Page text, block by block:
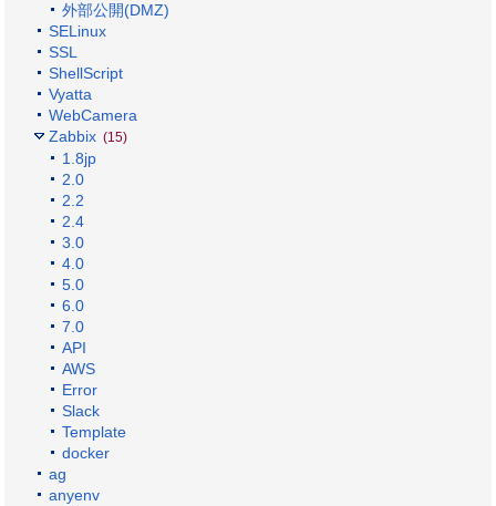
外部公開(DMZ)
SELinux
SSL
ShellScript
Vyatta
WebCamera
Zabbix (15)
1.8jp
2.0
2.2
2.4
3.0
4.0
5.0
6.0
7.0
API
AWS
Error
Slack
Template
docker
ag
anyenv